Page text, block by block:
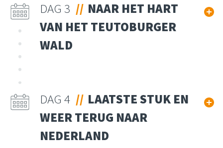
DAG 3
NAAR HET HART
VAN HET TEUTOBURGER
WALD
DAG 4
LAATSTE STUK EN
WEER TERUG NAAR
NEDERLAND